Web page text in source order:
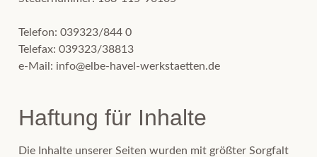
Telefon: 039323/844 0
Telefax: 039323/38813
e-Mail: info@elbe-havel-werkstaetten.de
Haftung für Inhalte
Die Inhalte unserer Seiten wurden mit größter Sorgfalt